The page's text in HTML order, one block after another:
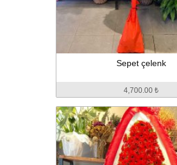
Sepet çelenk
4,700.00 ₺